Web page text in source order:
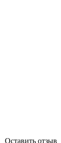
Оставить отзыв